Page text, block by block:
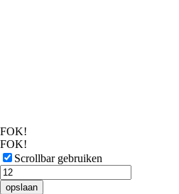
FOK!
FOK!
Scrollbar gebruiken
opslaan